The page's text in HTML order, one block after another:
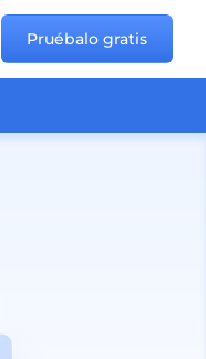
Pruébalo gratis